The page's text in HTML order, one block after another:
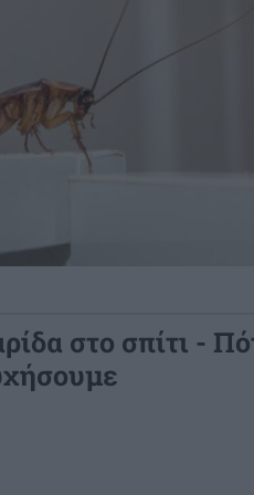
Γιατί ειδικοί το
τι χρησιμεύει
με το τρένο που θα σας
Τα ελαιοτριβεία ενώνονται
στο σπίτι -